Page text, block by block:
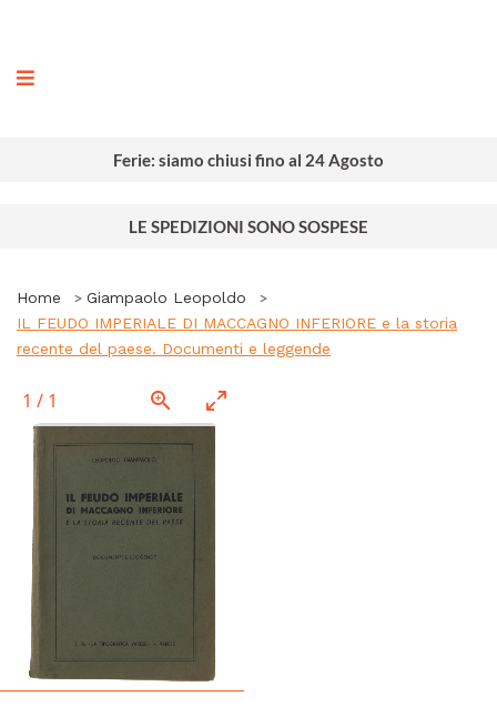
Ferie: siamo chiusi fino al 24 Agosto
LE SPEDIZIONI SONO SOSPESE
Home
Giampaolo Leopoldo
IL FEUDO IMPERIALE DI MACCAGNO INFERIORE e la storia
recente del paese. Documenti e leggende
1 / 1